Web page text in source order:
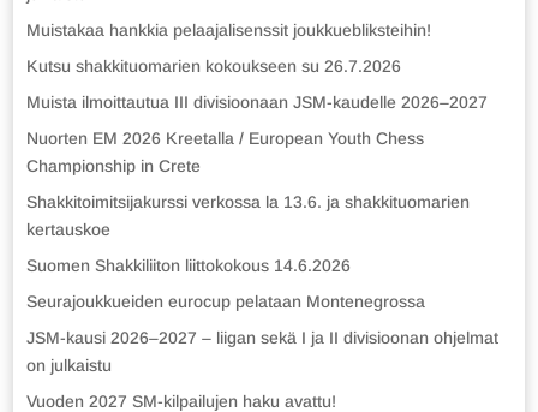
Muistakaa hankkia pelaajalisenssit joukkuebliksteihin!
Kutsu shakkituomarien kokoukseen su 26.7.2026
Muista ilmoittautua III divisioonaan JSM-kaudelle 2026–2027
Nuorten EM 2026 Kreetalla / European Youth Chess
Championship in Crete
Shakkitoimitsijakurssi verkossa la 13.6. ja shakkituomarien
kertauskoe
Suomen Shakkiliiton liittokokous 14.6.2026
Seurajoukkueiden eurocup pelataan Montenegrossa
JSM-kausi 2026–2027 – liigan sekä I ja II divisioonan ohjelmat
on julkaistu
Vuoden 2027 SM-kilpailujen haku avattu!